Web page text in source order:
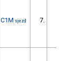
C1M sjezd 7.